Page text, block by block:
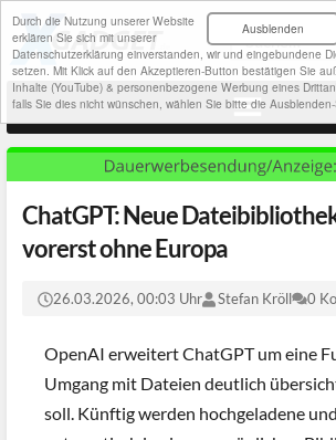
Ausblenden
Durch die Nutzung unserer Website
erklären Sie sich mit unserer
Datenschutzerklärung einverstanden, wir und eingebundene
setzen. Mit Klick auf den Akzeptieren-Button bestätigen Sie
Inhalte (YouTube) & personenbezogene Werbung eines
falls Sie dies nicht wünschen, wählen Sie bitte die
ChatGPT: Neue
vorerst ohne Europa
26.03.2026, 00:03 Uhr Stefan Kröll 0
OpenAI erweitert ChatGPT um eine
Umgang mit Dateien deutlich
soll. Künftig werden hochgeladene